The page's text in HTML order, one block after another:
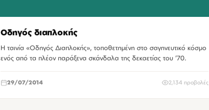
Οδηγός διαπλοκής
Η ταινία «Οδηγός Διαπλοκής», τοποθετημένη στο σαγηνευτικό κόσμο
ενός από τα πλέον παράξενα σκάνδαλα της δεκαετίας του ’70.
29/07/2014 2,134 προβολές